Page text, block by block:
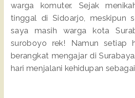
warga komuter. Sejak
tinggal di Sidoarjo, meskipun
saya masih warga kota
suroboyo rek! Namun setiap
berangkat mengajar di
hari menjalani kehidupan